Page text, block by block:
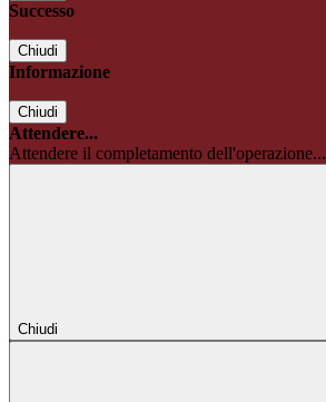
Successo
Chiudi
Informazione
Chiudi
Attendere...
Attendere il completamento dell'operazione...
Chiudi